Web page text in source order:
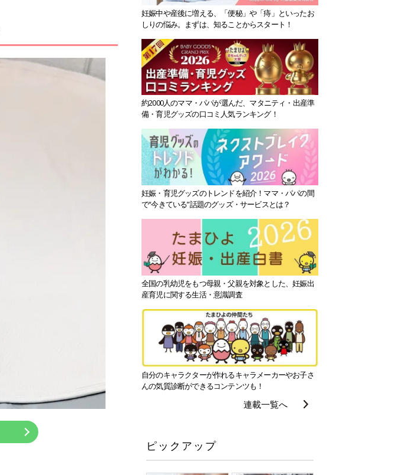
妊娠中や産後に増える、「便秘」や「痔」といったお
しりの悩み。まずは、知ることからスタート！
約2000人のママ・パパが選んだ、マタニティ・出産準
備・育児グッズの口コミ人気ランキング！
妊娠・育児グッズのトレンドを紹介！ママ・パパの間
で“今きている”話題のグッズ・サービスとは？
全国の乳幼児をもつ母親・父親を対象とした、妊娠出
産育児に関する生活・意識調査
自分のキャラクターが作れるキャラメーカーやお子さ
んの気質診断ができるコンテンツも！
連載一覧へ
ピックアップ